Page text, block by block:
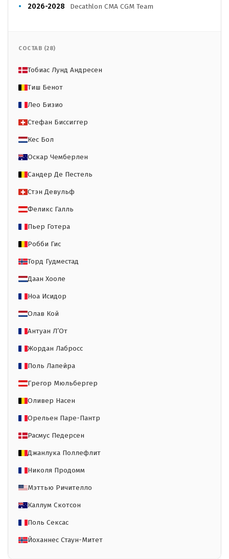
2026-2028
Decathlon CMA CGM Team
СОСТАВ (28)
Тобиас Лунд Андресен
Тиш Бенот
Лео Бизио
Стефан Биссиггер
Кес Бол
Оскар Чемберлен
Сандер Де Пестель
Стэн Девульф
Феликс Галль
Пьер Готера
Робби Гис
Торд Гудместад
Даан Хооле
Ноа Исидор
Олав Кой
Антуан Л’От
Жордан Лабросс
Поль Лапейра
Грегор Мюльбергер
Оливер Насен
Орельен Паре-Пантр
Расмус Педерсен
Джанлука Поллефлит
Николя Продомм
Мэттью Ричителло
Каллум Скотсон
Поль Сексас
Йоханнес Стаун-Митет